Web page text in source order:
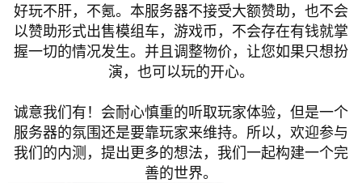
好玩不肝，不氪。本服务器不接受大额赞助，也不会
以赞助形式出售模组车，游戏币，不会存在有钱就掌
握一切的情况发生。并且调整物价，让您如果只想扮
演，也可以玩的开心。
诚意我们有！会耐心慎重的听取玩家体验，但是一个
服务器的氛围还是要靠玩家来维持。所以，欢迎参与
我们的内测，提出更多的想法，我们一起构建一个完
善的世界。